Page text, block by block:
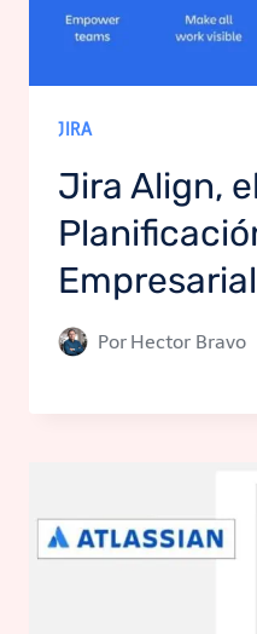
JIRA
Jira Align,
Empresarial
Por Hector Bravo